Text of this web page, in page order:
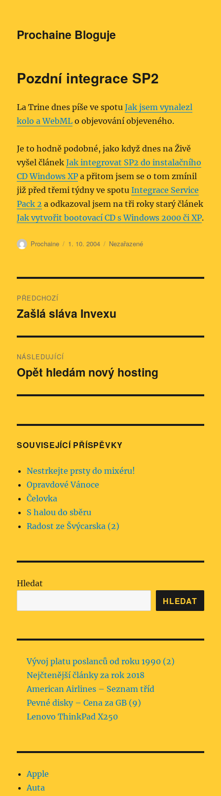
Prochaine Bloguje
Pozdní integrace SP2
La Trine dnes píše ve spotuJak jsem vynalezl
kolo a WebML o objevování objeveného.
Je to hodně podobné, jako když dnes na Živě
vyšel článekJak integrovat SP2 do instalačního
CD Windows XP a přitom jsem se o tom zmínil
již před třemi týdny ve spotuIntegrace Service
Pack 2 a odkazoval jsem na tři roky starý článek
Jak vytvořit bootovací CD s Windows 2000 či XP.
Autor:
Prochaine Publikováno:
1. 10. 2004 Rubriky:
Nezařazené
pro
PŘEDCHOZÍ
Předchozí
Zašlá sláva Invexu
NÁSLEDUJÍCÍ
Následující
Opět hledám nový hosting
SOUVISEJÍCÍ PŘÍSPĚVKY
Nestrkejte prsty do mixéru!
Opravdové Vánoce
Čelovka
S halou do sběru
Radost ze Švýcarska (2)
Hledat
HLEDAT
Vývoj platu poslanců od roku 1990 (2)
Nejčtenější články za rok 2018
American Airlines – Seznam tříd
Pevné disky – Cena za GB (9)
Lenovo ThinkPad X250
Apple
Auta